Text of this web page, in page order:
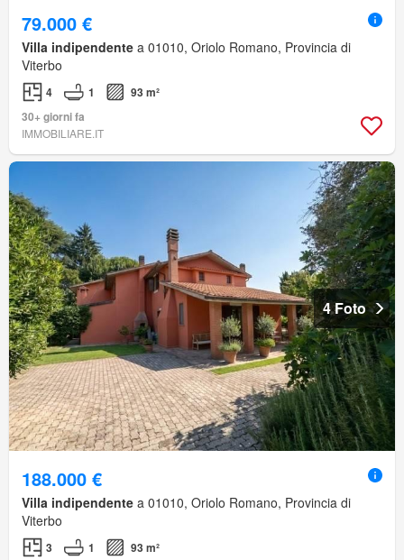
79.000 €
Villa indipendente a 01010, Oriolo Romano, Provincia di
Viterbo
4 1
93 m²
30+ giorni fa
IMMOBILIARE.IT
4 Foto
188.000 €
Villa indipendente a 01010, Oriolo Romano, Provincia di
Viterbo
3 1
93 m²